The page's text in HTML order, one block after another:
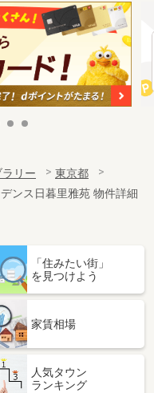
リー
東京都
ンス日暮里雅苑 物件詳細
「住みたい街」
を見つけよう
家賃相場
人気タウン
ランキング